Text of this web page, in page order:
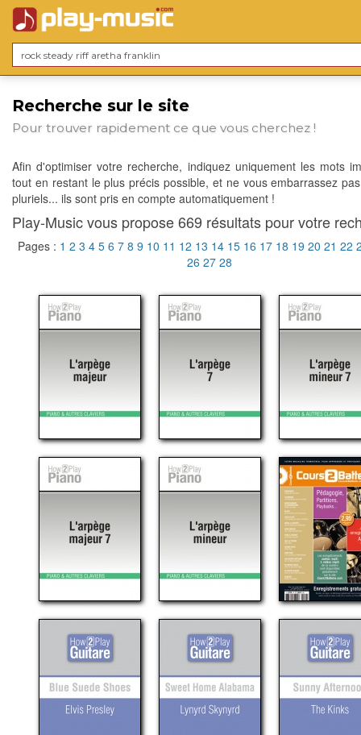
Recherche sur le site
Pour trouver rapidement ce que vous cherchez !
Afin d'optimiser votre recherche, indiquez uniquement les mots
tout en restant le plus précis possible, et ne vous embarrassez
pluriels... ils sont pris en compte automatiquement !
Play-Music vous propose 669 résultats pour votre
Pages : 1 2 3 4 5 6 7 8 9 10 11 12 13 14 15 16 17 18 19 20 21 22
26 27 28